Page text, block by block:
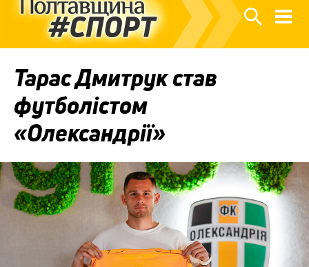
Тарас Дмитрук став
футболістом
«Олександрії»